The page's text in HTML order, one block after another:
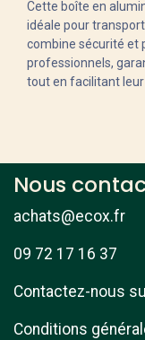
Cette boîte en
idéale pour
combine sécurité et
professionnels,
tout en facilitant
Nous
achats@ecox.fr
09 72 17 16 37
Contactez-nous
Conditions